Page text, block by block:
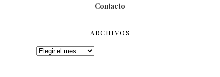
Contacto
ARCHIVOS
Archivos